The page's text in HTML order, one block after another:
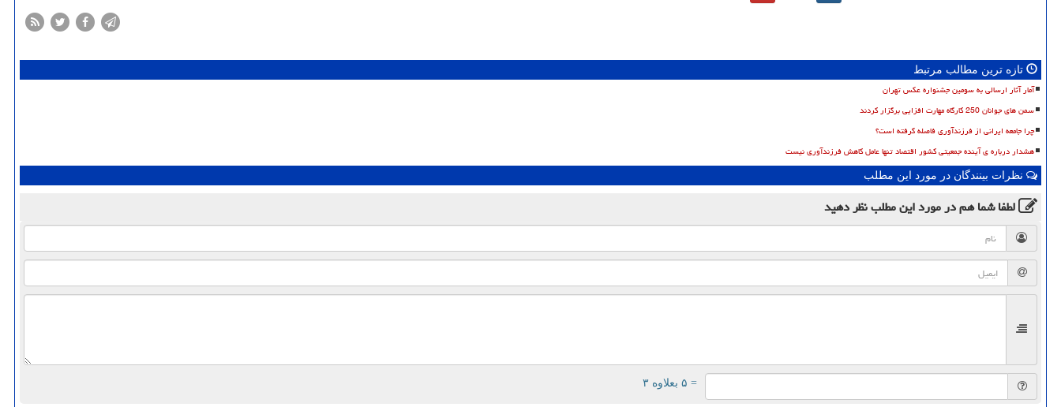
تازه ترین مطالب مرتبط
آمار آثار ارسالی به سومین جشنواره عکس تهران
سمن های جوانان 250 کارگاه مهارت افزایی برگزار کردند
چرا جامعه ایرانی از فرزندآوری فاصله گرفته است؟
هشدار درباره ی آینده جمعیتی کشور اقتصاد تنها عامل کاهش فرزندآوری نیست
نظرات بینندگان در مورد این مطلب
لطفا شما همدر مورد این مطلبنظر دهید
= ۵ بعلاوه ۳